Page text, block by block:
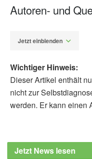
Autoren- und
Jetzt einblenden
Jae-Sung
Wichtiger Hinweis:
Dieser Artikel enthält
nicht zur
werden. Er kann einen
Jetzt News lesen